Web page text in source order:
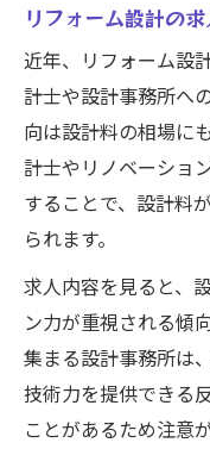
リフォーム設計の
近年、リフォーム設
計士や設計事務所へ
向は設計料の相場に
計士やリノベーショ
することで、設計料
られます。
求人内容を見ると、
ン力が重視される傾
集まる設計事務所は
技術力を提供できる
ことがあるため注意